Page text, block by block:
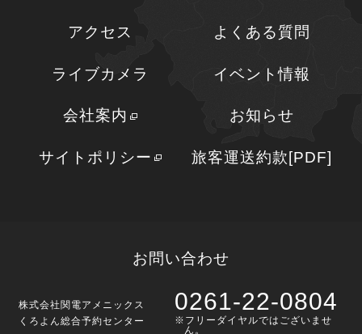
アクセス よくある質問
ライブカメラ イベント情報
会社案内 お知らせ
サイトポリシー 旅客運送約款[PDF]
お問い合わせ
株式会社関電アメニックス
くろよん総合予約センター
0261-22-0804
※フリーダイヤルではございませ
ん。